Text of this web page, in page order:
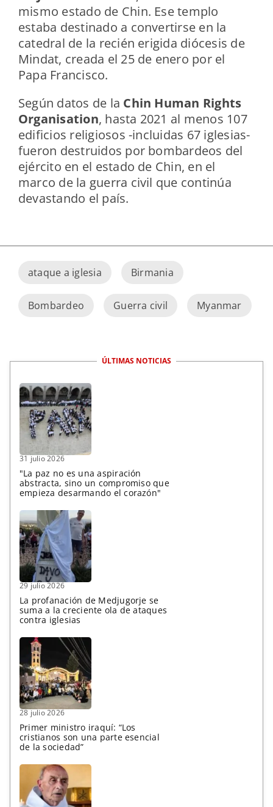
mismo estado de Chin. Ese templo
estaba destinado a convertirse en la
catedral de la recién erigida diócesis de
Mindat, creada el 25 de enero por el
Papa Francisco.
Según datos de la Chin Human Rights
Organisation, hasta 2021 al menos 107
edificios religiosos -incluidas 67 iglesias-
fueron destruidos por bombardeos del
ejército en el estado de Chin, en el
marco de la guerra civil que continúa
devastando el país.
ataque a iglesia Birmania
Bombardeo Guerra civil Myanmar
ÚLTIMAS NOTICIAS
31 julio 2026
"La paz no es una aspiración
abstracta, sino un compromiso que
empieza desarmando el corazón"
29 julio 2026
La profanación de Medjugorje se
suma a la creciente ola de ataques
contra iglesias
28 julio 2026
Primer ministro iraquí: “Los
cristianos son una parte esencial
de la sociedad”